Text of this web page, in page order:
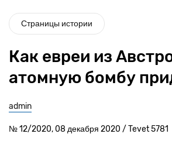
Страницы истории
Как евреи из
атомную бомбу
admin
№ 12/2020, 08 декабря 2020 / Tevet 5781